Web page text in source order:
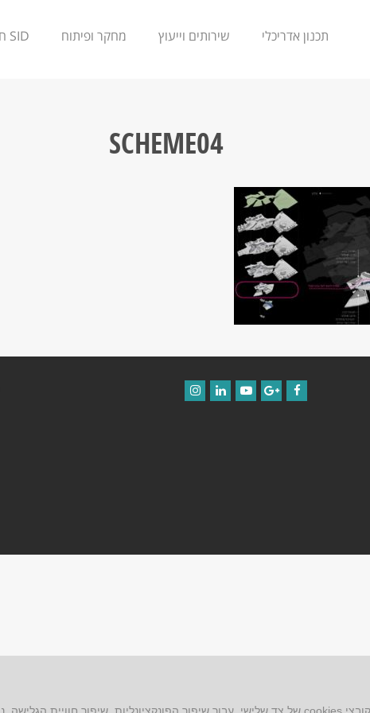
תכנון אדריכלי שירותים וייעוץ מחקר ופיתוח SID חדשנות
SCHEME04